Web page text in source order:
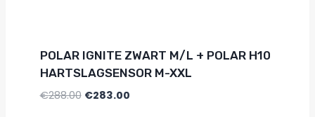
POLAR IGNITE ZWART M/L + POLAR H10
HARTSLAGSENSOR M-XXL
€288.00 €283.00